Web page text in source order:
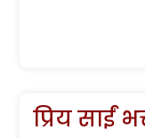
प्रिय साईं